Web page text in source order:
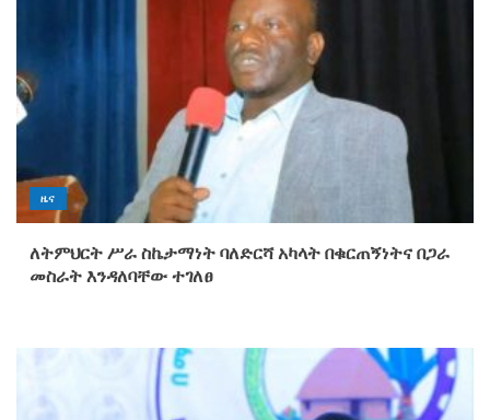
ዜና
ለትምህርት ሥራ ስኬታማነት ባለድርሻ አካላት በቁርጠኝነትና በጋራ
መስራት እንዳለባቸው ተገለፀ